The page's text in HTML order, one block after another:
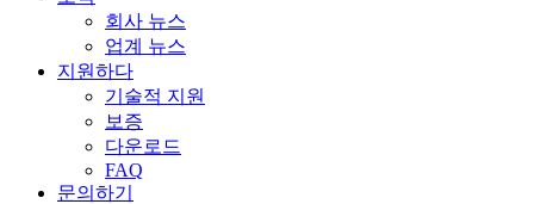
회사 뉴스
업계 뉴스
지원하다
기술적 지원
보증
다운로드
FAQ
문의하기